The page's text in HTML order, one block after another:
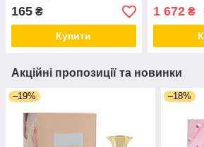
165 ₴
Купити
1 672₴
Акційні пропозиції та новинки
–19% –18%